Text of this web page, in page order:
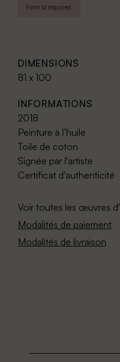
Form id required.
DIMENSIONS
81 x 100
INFORMATIONS
2018
Peinture à l’huile
Toile de coton
Signée par l'artiste
Certificat d'authenticité
Voir toutes les œuvres d'
Modalités de paiement
Modalités de livraison